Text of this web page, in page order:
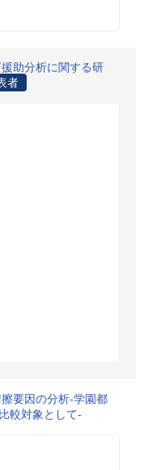
助分析に関する研
者
要因の分析-学園都
較対象として-